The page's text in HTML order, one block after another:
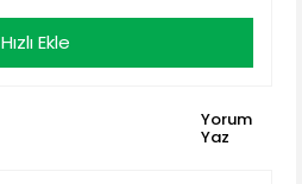
Hızlı Ekle
Yorum
Yaz